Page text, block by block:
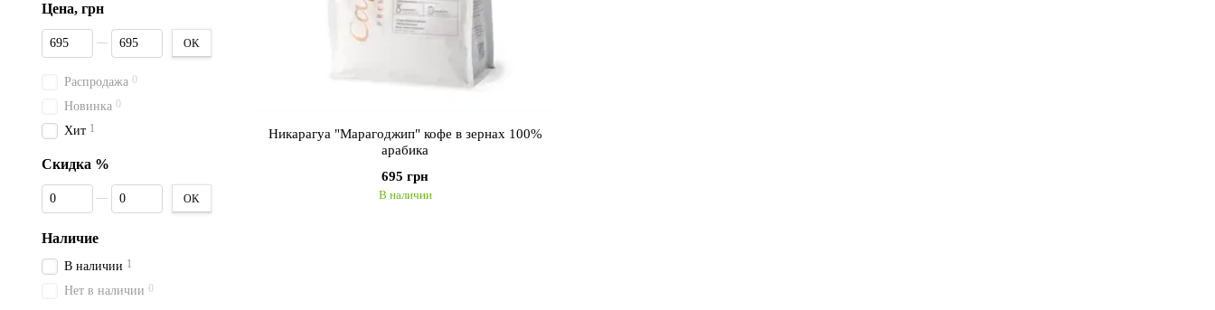
Никарагуа "Марагоджип" кофе в зернах 100%
арабика
695 грн
В наличии
Цена, грн
От Цена, грн
До Цена, грн
OK
Распродажа 0
Новинка 0
Хит 1
Скидка %
От Скидка %
До Скидка %
OK
Наличие
В наличии 1
Нет в наличии 0